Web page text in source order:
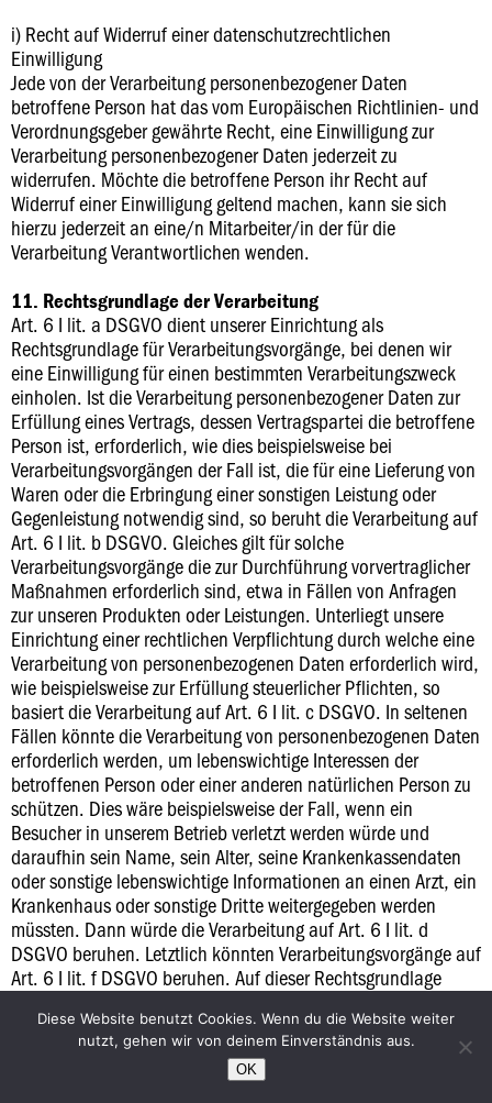
i) Recht auf Widerruf einer datenschutzrechtlichen
Einwilligung
Jede von der Verarbeitung personenbezogener Daten
betroffene Person hat das vom Europäischen Richtlinien- und
Verordnungsgeber gewährte Recht, eine Einwilligung zur
Verarbeitung personenbezogener Daten jederzeit zu
widerrufen. Möchte die betroffene Person ihr Recht auf
Widerruf einer Einwilligung geltend machen, kann sie sich
hierzu jederzeit an eine/n Mitarbeiter/in der für die
Verarbeitung Verantwortlichen wenden.
11. Rechtsgrundlage der Verarbeitung
Art. 6 I lit. a DSGVO dient unserer Einrichtung als
Rechtsgrundlage für Verarbeitungsvorgänge, bei denen wir
eine Einwilligung für einen bestimmten Verarbeitungszweck
einholen. Ist die Verarbeitung personenbezogener Daten zur
Erfüllung eines Vertrags, dessen Vertragspartei die betroffene
Person ist, erforderlich, wie dies beispielsweise bei
Verarbeitungsvorgängen der Fall ist, die für eine Lieferung von
Waren oder die Erbringung einer sonstigen Leistung oder
Gegenleistung notwendig sind, so beruht die Verarbeitung auf
Art. 6 I lit. b DSGVO. Gleiches gilt für solche
Verarbeitungsvorgänge die zur Durchführung vorvertraglicher
Maßnahmen erforderlich sind, etwa in Fällen von Anfragen
zur unseren Produkten oder Leistungen. Unterliegt unsere
Einrichtung einer rechtlichen Verpflichtung durch welche eine
Verarbeitung von personenbezogenen Daten erforderlich wird,
wie beispielsweise zur Erfüllung steuerlicher Pflichten, so
basiert die Verarbeitung auf Art. 6 I lit. c DSGVO. In seltenen
Fällen könnte die Verarbeitung von personenbezogenen Daten
erforderlich werden, um lebenswichtige Interessen der
betroffenen Person oder einer anderen natürlichen Person zu
schützen. Dies wäre beispielsweise der Fall, wenn ein
Besucher in unserem Betrieb verletzt werden würde und
daraufhin sein Name, sein Alter, seine Krankenkassendaten
oder sonstige lebenswichtige Informationen an einen Arzt, ein
Krankenhaus oder sonstige Dritte weitergegeben werden
müssten. Dann würde die Verarbeitung auf Art. 6 I lit. d
DSGVO beruhen. Letztlich könnten Verarbeitungsvorgänge auf
Art. 6 I lit. f DSGVO beruhen. Auf dieser Rechtsgrundlage
vorgenannten Rechtsgrundlagen erfasst werden, wenn die
Verarbeitung zur Wahrung eines berechtigten Interesses
unserer Einrichtung oder eines Dritten erforderlich ist, sofern
Diese Website benutzt Cookies. Wenn du die Website weiter
nutzt, gehen wir von deinem Einverständnis aus.
OK